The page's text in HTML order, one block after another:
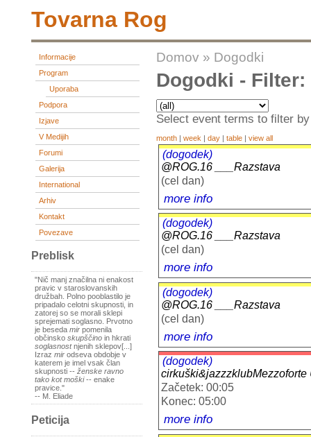
Tovarna Rog
Informacije
Program
Uporaba
Podpora
Izjave
V Medijih
Forumi
Galerija
International
Arhiv
Kontakt
Povezave
Preblisk
"Nič manj značilna ni enakost
pravic v staroslovanskih
družbah. Polno pooblastilo je
pripadalo celotni skupnosti, in
zatorej so se morali sklepi
sprejemati soglasno. Prvotno
je beseda mir pomenila
občinsko skupščino in hkrati
soglasnostnjenih sklepov[...]
Izraz mir odseva obdobje v
katerem je imel vsak član
skupnosti -- ženske ravno
tako kot moški-- enake
pravice."
-- M. Eliade
Peticija
Domov » Dogodki
Dogodki - Filter:
Select event terms to filter by
month | week | day | table | view all
(dogodek)
@ROG.16 ___Razstava
(cel dan)
more info
(dogodek)
@ROG.16 ___Razstava
(cel dan)
more info
(dogodek)
@ROG.16 ___Razstava
(cel dan)
more info
(dogodek)
Začetek: 00:05
Konec: 05:00
more info